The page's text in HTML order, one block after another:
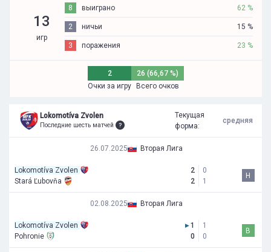
13
игр
8 выиграно 62 %
2 ничьи 15 %
3 поражения 23 %
2
Очки за игру
26 (66,67 %)
Всего очков
Lokomotíva Zvolen
Последние шесть матчей
Текущая
форма:
средняя
26.07.2025 Вторая Лига
Lokomotíva Zvolen
Stará Ľubovňa
2
2
0
1
Н
02.08.2025 Вторая Лига
Lokomotíva Zvolen
Pohronie
▸1
0
1
0
В